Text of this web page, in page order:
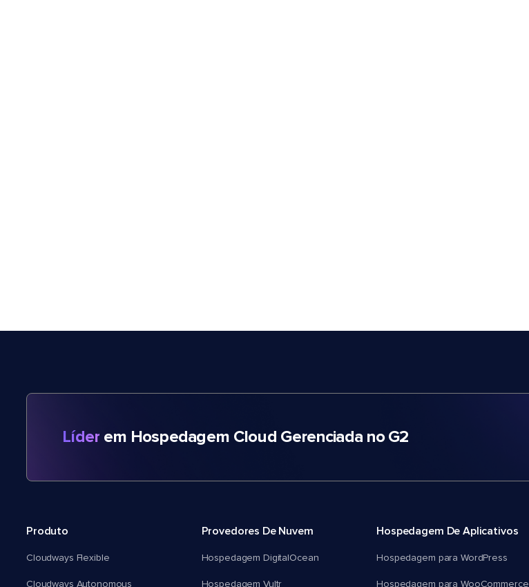
Líder em Hospedagem Cloud Gerenciada no G2
Produto
Cloudways Flexible
Cloudways Autonomous
Provedores De Nuvem
Hospedagem DigitalOcean
Hospedagem Vultr
Hospedagem De Aplicativos
Hospedagem para WordPress
Hospedagem para WooCommerce